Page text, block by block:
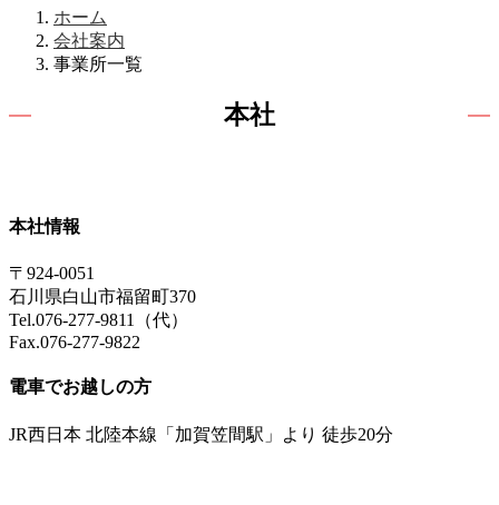
ホーム
会社案内
事業所一覧
本社
本社情報
〒924-0051
石川県白山市福留町370
Tel.076-277-9811（代）
Fax.076-277-9822
電車でお越しの方
JR西日本 北陸本線「加賀笠間駅」より 徒歩20分